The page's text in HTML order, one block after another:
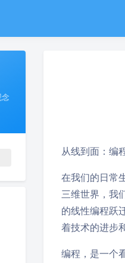
从线到面：编
在我们的日常
三维世界，我
的线性编程跃
着技术的进步
编程，是一个